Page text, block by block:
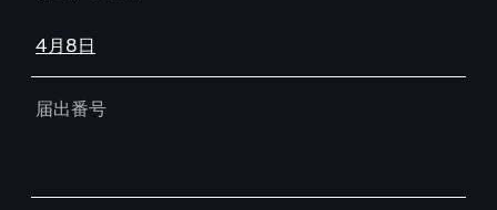
4月8日
届出番号